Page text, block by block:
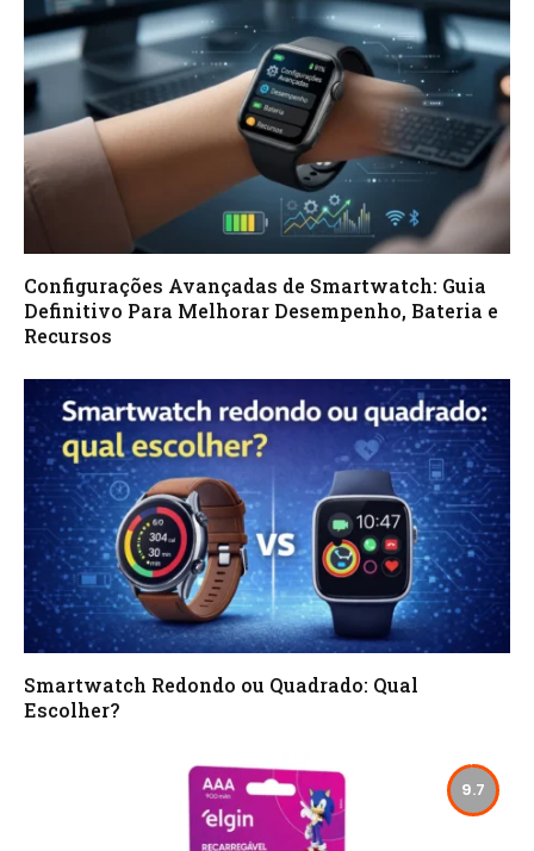
Configurações Avançadas de Smartwatch: Guia
Definitivo Para Melhorar Desempenho, Bateria e
Recursos
Smartwatch Redondo ou Quadrado: Qual
Escolher?
9.7